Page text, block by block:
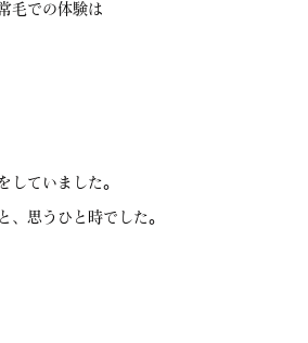
毛での体験は
していました。
、思うひと時でした。